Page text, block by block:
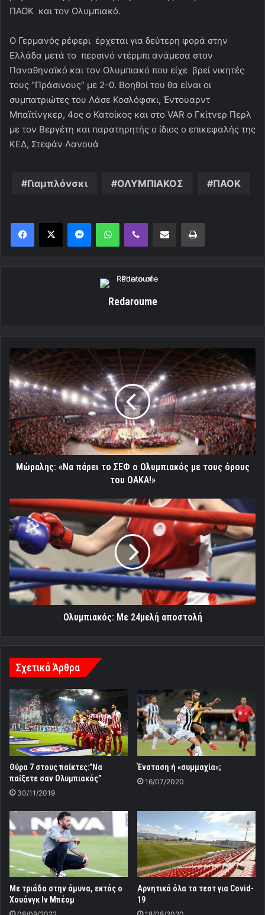
ΠΑΟΚ και τον Ολυμπιακό.
Ο Γερμανός ρέφερι έρχεται για δεύτερη φορά στην
Ελλάδα μετά το περσινό ντέρμπι ανάμεσα στον
Παναθηναϊκό και τον Ολυμπιακό που είχε βρεί νικητές
τους “Πράσινους” με 2-0. Βοηθοί του θα είναι οι
συμπατριώτες του Λάσε Κοσλόφσκι, Έντουαρντ
Μπαϊτίνγκερ, 4ος ο Κατοίκος και στο VAR o Γκίτνερ Περλ
με τον Βεργέτη και παρατηρητής ο ίδιος ο επικεφαλής της
ΚΕΔ, Στεφάν Λανουά
Γιαμπλόνσκι ΟΛΥΜΠΙΑΚΟΣ ΠΑΟΚ
MessengerWhatsAppViber Κοινοποίηση μέσω ηλεκτρονικού ταχυδρομείουΕκτύπωση
Redaroume
Μώραλης:
«Να
πάρει
το
ΣΕΦ
ο
Ολυμπιακός
με
τους
όρους
Μώραλης: «Να πάρει το ΣΕΦ ο Ολυμπιακός με τους όρους
του ΟΑΚΑ!»
Ολυμπιακός:
Με
24μελή
αποστολή
Ολυμπιακός: Με 24μελή αποστολή
Σχετικά Άρθρα
Θύρα 7 στους παίκτες:”Να
παίξετε σαν Ολυμπιακός”
30/11/2019
Ένσταση ή «συμμαχία»;
16/07/2020
Με τριάδα στην άμυνα, εκτός ο
Χουάνγκ Ιν Μπέομ
Αρνητικά όλα τα τεστ για Covid-
19